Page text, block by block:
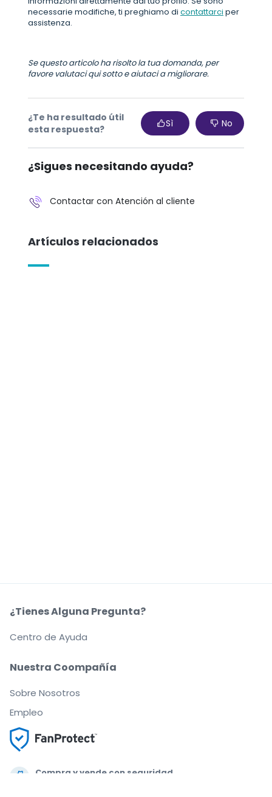
necessarie modifiche, ti preghiamo di contattarci per
assistenza.
Se questo articolo ha risolto la tua domanda, per
favore valutaci qui sotto e aiutaci a migliorare.
¿Te ha resultado útil
esta respuesta?
Sì No
¿Sigues necesitando ayuda?
Contactar con Atención al cliente
Artículos relacionados
Compra y vende con seguridad
Nuestra Coompañía
Sobre Nosotros
Empleo
¿Tienes Alguna Pregunta?
Centro de Ayuda